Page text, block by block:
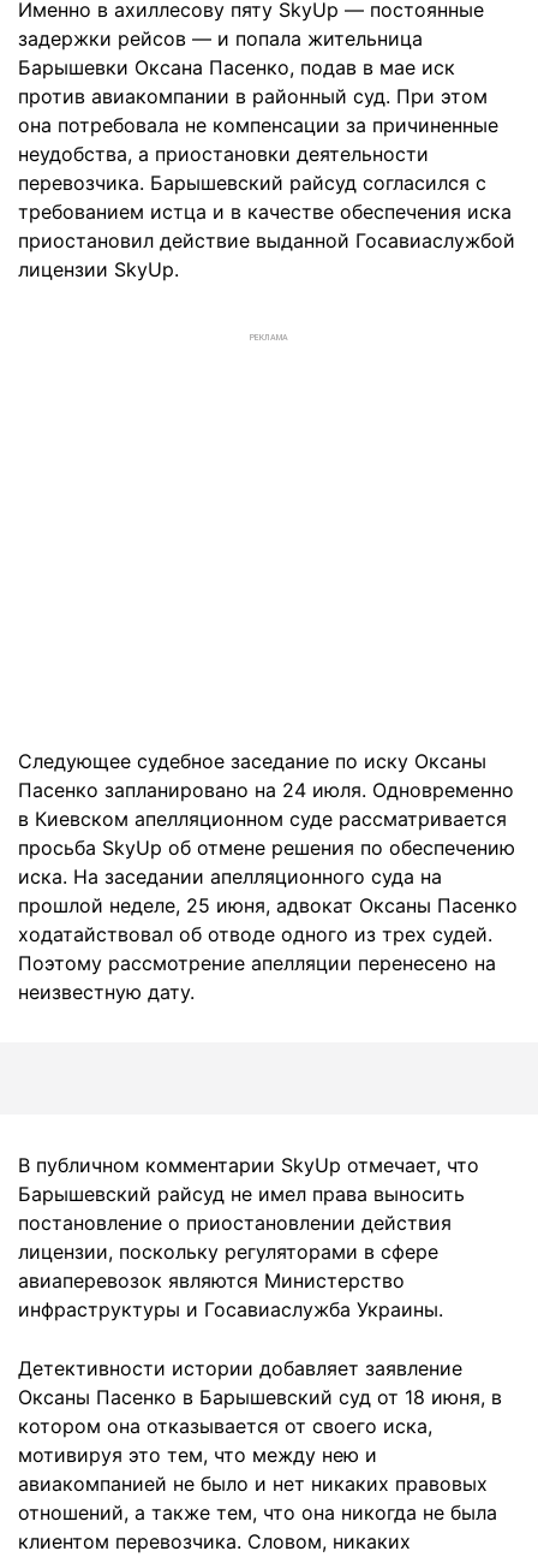
Именно в ахиллесову пяту SkyUp — постоянные
задержки рейсов — и попала жительница
Барышевки Оксана Пасенко, подав в мае иск
против авиакомпании в районный суд. При этом
она потребовала не компенсации за причиненные
неудобства, а приостановки деятельности
перевозчика. Барышевский райсуд согласился с
требованием истца и в качестве обеспечения иска
приостановил действие выданной Госавиаслужбой
лицензии SkyUp.
РЕКЛАМА
Следующее судебное заседание по иску Оксаны
Пасенко запланировано на 24 июля. Одновременно
в Киевском апелляционном суде рассматривается
просьба SkyUp об отмене решения по обеспечению
иска. На заседании апелляционного суда на
прошлой неделе, 25 июня, адвокат Оксаны Пасенко
ходатайствовал об отводе одного из трех судей.
Поэтому рассмотрение апелляции перенесено на
неизвестную дату.
В публичном комментарии SkyUp отмечает, что
Барышевский райсуд не имел права выносить
постановление о приостановлении действия
лицензии, поскольку регуляторами в сфере
авиаперевозок являются Министерство
инфраструктуры и Госавиаслужба Украины.
Детективности истории добавляет заявление
Оксаны Пасенко в Барышевский суд от 18 июня, в
котором она отказывается от своего иска,
мотивируя это тем, что между нею и
авиакомпанией не было и нет никаких правовых
отношений, а также тем, что она никогда не была
клиентом перевозчика. Словом, никаких